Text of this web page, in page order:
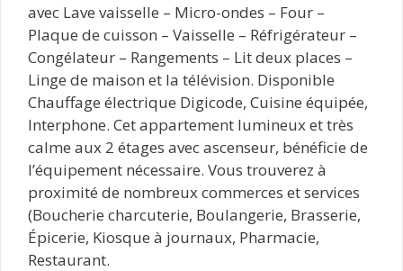
avec Lave vaisselle – Micro-ondes – Four –
Plaque de cuisson – Vaisselle – Réfrigérateur –
Congélateur – Rangements – Lit deux places –
Linge de maison et la télévision. Disponible
Chauffage électrique Digicode, Cuisine équipée,
Interphone. Cet appartement lumineux et très
calme aux 2 étages avec ascenseur, bénéficie de
l’équipement nécessaire. Vous trouverez à
proximité de nombreux commerces et services
(Boucherie charcuterie, Boulangerie, Brasserie,
Épicerie, Kiosque à journaux, Pharmacie,
Restaurant.